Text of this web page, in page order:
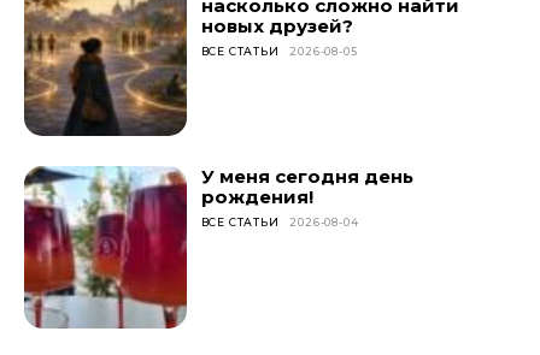
насколько сложно найти
новых друзей?
ВСЕ СТАТЬИ 2026-08-05
У меня сегодня день
рождения!
ВСЕ СТАТЬИ 2026-08-04